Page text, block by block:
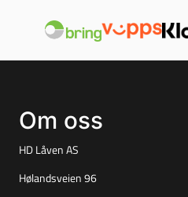
Om oss
HD Låven AS
Hølandsveien 96